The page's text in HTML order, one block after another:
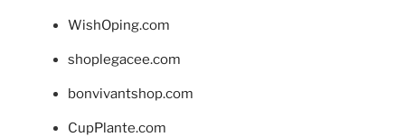
WishOping.com
shoplegacee.com
bonvivantshop.com
CupPlante.com